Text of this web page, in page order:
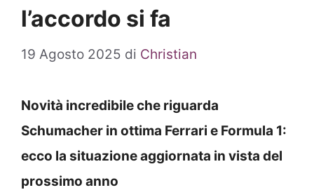
l’accordo si fa
19 Agosto 2025 di Christian
Novità incredibile che riguarda
Schumacher in ottima Ferrari e Formula 1:
ecco la situazione aggiornata in vista del
prossimo anno